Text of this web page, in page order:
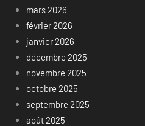
mars 2026
février 2026
janvier 2026
décembre 2025
novembre 2025
octobre 2025
septembre 2025
août 2025